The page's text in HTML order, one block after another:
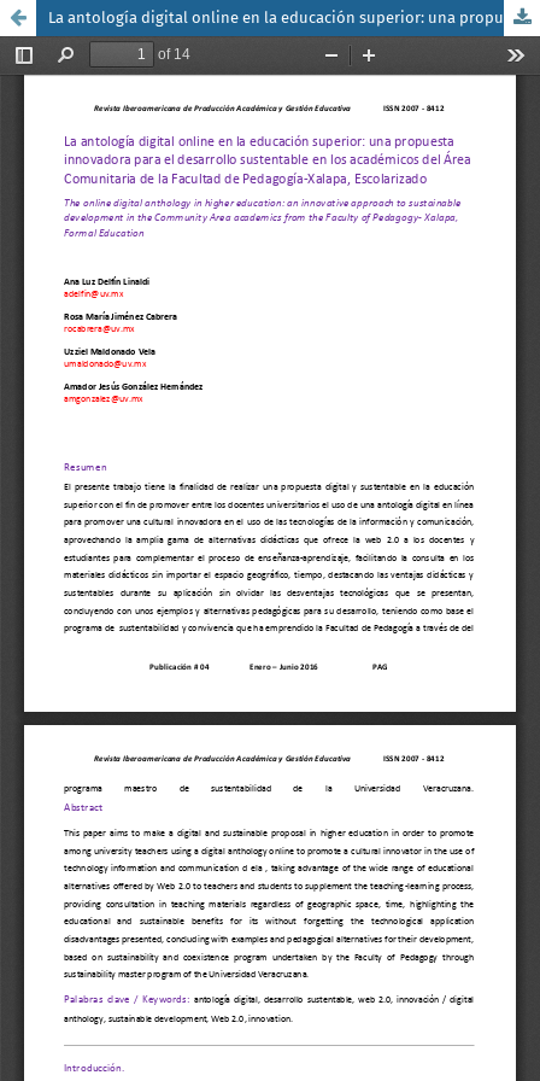
La antología digital online en la educación superior: una propuesta innovadora para el desarrollo sustentable en los académicos del Área Comunitaria de la Facultad de Pedagogía-Xalapa, Escolarizado